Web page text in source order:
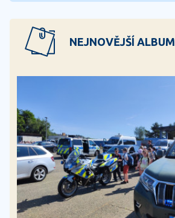
NEJNOVĚJŠÍ ALBUM